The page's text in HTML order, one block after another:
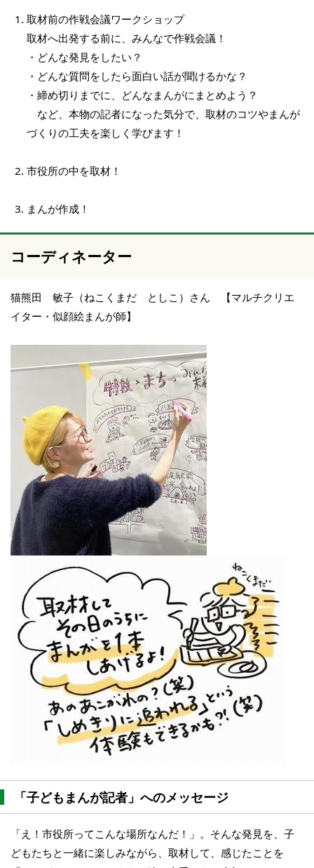
取材前の作戦会議ワークショップ
取材へ出発する前に、みんなで作戦会議！
・どんな発見をしたい？
・どんな質問をしたら面白い話が聞けるかな？
・締め切りまでに、どんなまんがにまとめよう？
など、本物の記者になった気分で、取材のコツやまんが
づくりの工夫を楽しく学びます！
市役所の中を取材！
まんが作成！
コーディネーター
猫熊田 敏子（ねこくまだ としこ）さん 【マルチクリエ
イター・似顔絵まんが師】
「子どもまんが記者」へのメッセージ
「え！市役所ってこんな場所なんだ！」。そんな発見を、子
どもたちと一緒に楽しみながら、取材して、感じたことを